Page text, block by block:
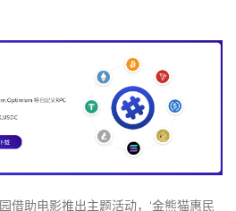
借助电影推出主题活动，‘金熊猫惠民